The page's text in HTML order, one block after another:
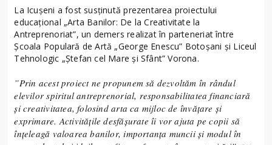
La Icușeni a fost susținută prezentarea proiectului
educațional „Arta Banilor: De la Creativitate la
Antreprenoriat”, un demers realizat în parteneriat între
Școala Populară de Artă „George Enescu” Botoșani și Liceul
Tehnologic „Ștefan cel Mare și Sfânt” Vorona.
”Prin acest proiect ne propunem să dezvoltăm în rândul
elevilor spiritul antreprenorial, responsabilitatea financiară
și creativitatea, folosind arta ca mijloc de învățare și
exprimare. Activitățile desfășurate îi vor ajuta pe copii să
înțeleagă valoarea banilor, importanța muncii și modul în